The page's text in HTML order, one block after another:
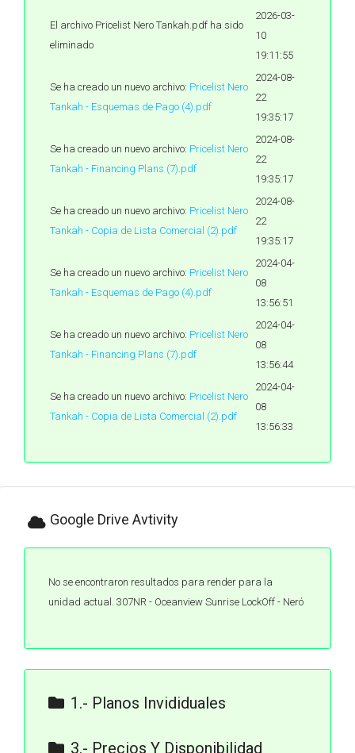
El archivo Pricelist Nero Tankah.pdf ha sido
eliminado
2026-03-
10
19:11:55
Se ha creado un nuevo archivo: Pricelist Nero
Tankah - Esquemas de Pago (4).pdf
2024-08-
22
19:35:17
Se ha creado un nuevo archivo: Pricelist Nero
Tankah - Financing Plans (7).pdf
2024-08-
22
19:35:17
Se ha creado un nuevo archivo: Pricelist Nero
Tankah - Copia de Lista Comercial (2).pdf
2024-08-
22
19:35:17
Se ha creado un nuevo archivo: Pricelist Nero
Tankah - Esquemas de Pago (4).pdf
2024-04-
08
13:56:51
Se ha creado un nuevo archivo: Pricelist Nero
Tankah - Financing Plans (7).pdf
2024-04-
08
13:56:44
Se ha creado un nuevo archivo: Pricelist Nero
Tankah - Copia de Lista Comercial (2).pdf
2024-04-
08
13:56:33
Google Drive Avtivity
No se encontraron resultados para render para la
unidad actual. 307NR - Oceanview Sunrise LockOff - Neró
1.- Planos Invididuales
3.- Precios Y Disponibilidad